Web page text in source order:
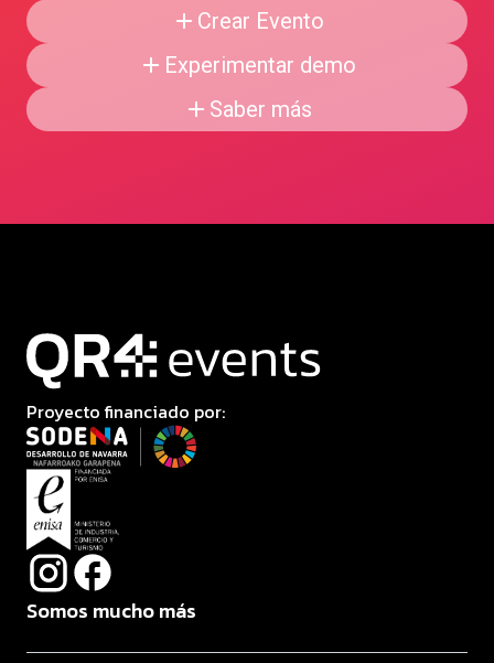
Crear Evento
Experimentar demo
Saber más
Proyecto financiado por:
Somos mucho más